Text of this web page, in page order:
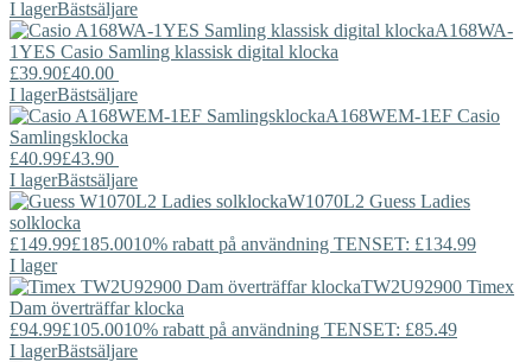
I lagerBästsäljare
A168WA-
1YES Casio Samling klassisk digital klocka
£39.90£40.00
I lagerBästsäljare
A168WEM-1EF Casio
Samlingsklocka
£40.99£43.90
I lagerBästsäljare
W1070L2 Guess Ladies
solklocka
£149.99£185.0010% rabatt på användning TENSET: £134.99
I lager
TW2U92900 Timex
Dam överträffar klocka
£94.99£105.0010% rabatt på användning TENSET: £85.49
I lagerBästsäljare